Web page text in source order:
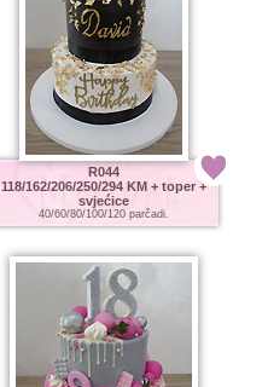
R044
118/162/206/250/294 KM + toper +
svjećice
40/60/80/100/120 parčadi.